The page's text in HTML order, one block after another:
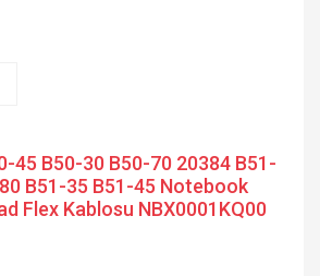
45 B50-30 B50-70 20384 B51-
B51-35 B51-45 Notebook
Flex Kablosu NBX0001KQ00